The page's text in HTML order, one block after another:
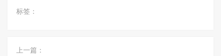
标签：
上一篇：